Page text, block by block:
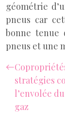
géométrie
pneus car
bonne tenue
pneus et une
stratégies
l’envolée
gaz